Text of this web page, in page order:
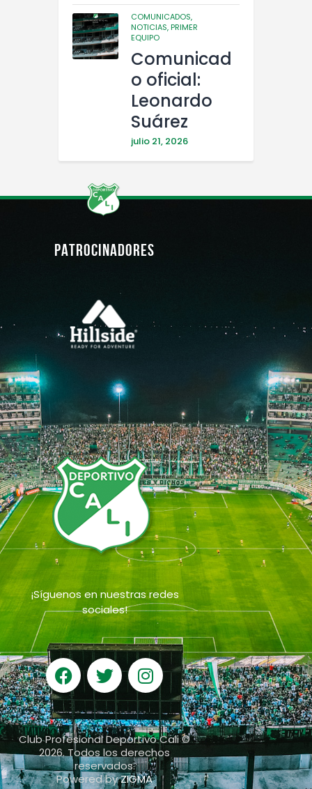
COMUNICADOS,
NOTICIAS,PRIMER
EQUIPO
Comunicad
o oficial:
Leonardo
Suárez
julio 21, 2026
PATROCINADORES
¡Síguenos en nuestras redes
sociales!
Club Profesional Deportivo Cali ©
2026. Todos los derechos
reservados.
Powered byZIGMA